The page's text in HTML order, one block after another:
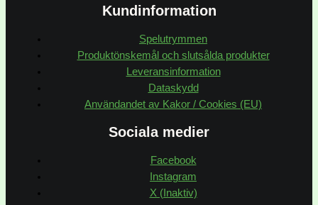
Kundinformation
Spelutrymmen
Produktönskemål och slutsålda produkter
Leveransinformation
Dataskydd
Användandet av Kakor / Cookies (EU)
Sociala medier
Facebook
Instagram
X (Inaktiv)